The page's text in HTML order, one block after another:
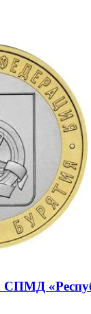
СПМД